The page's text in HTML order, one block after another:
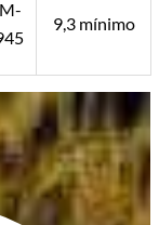
9,3 mínimo